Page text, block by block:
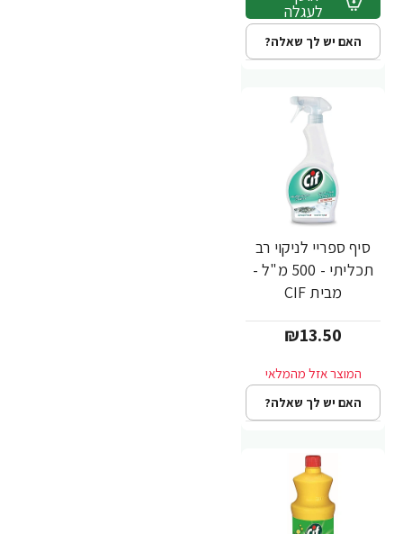
לעגלה
האם יש לך שאלה?
סיף ספריי לניקוי רב
תכליתי - 500 מ"ל -
מבית CIF
₪13.50
האם יש לך שאלה?